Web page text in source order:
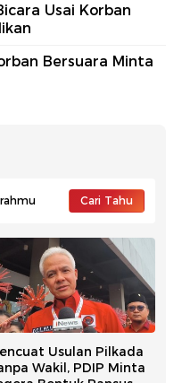
Usai Korban
Bersuara Minta
Cari Tahu
Usulan Pilkada
Wakil, PDIP Minta